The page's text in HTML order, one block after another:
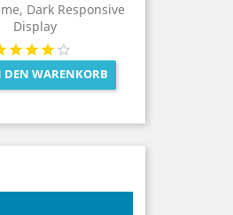
Dark Responsive
Display
WARENKORB